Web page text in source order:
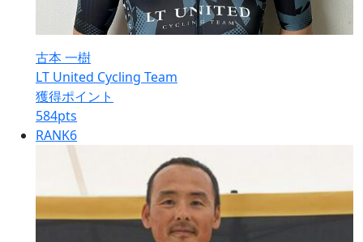
古本 一樹
LT United Cycling Team
獲得ポイント
584pts
RANK6